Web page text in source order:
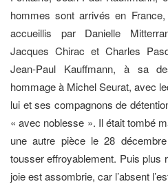
hommes sont arrivés en France,
accueillis par Danielle
Jacques Chirac et Charles
Jean-Paul Kauffmann, à sa
hommage à Michel Seurat, avec
lui et ses compagnons de
« avec noblesse ». Il était tombé
une autre pièce le 28 décembre
tousser effroyablement. Puis plus
joie est assombrie, car l’absent